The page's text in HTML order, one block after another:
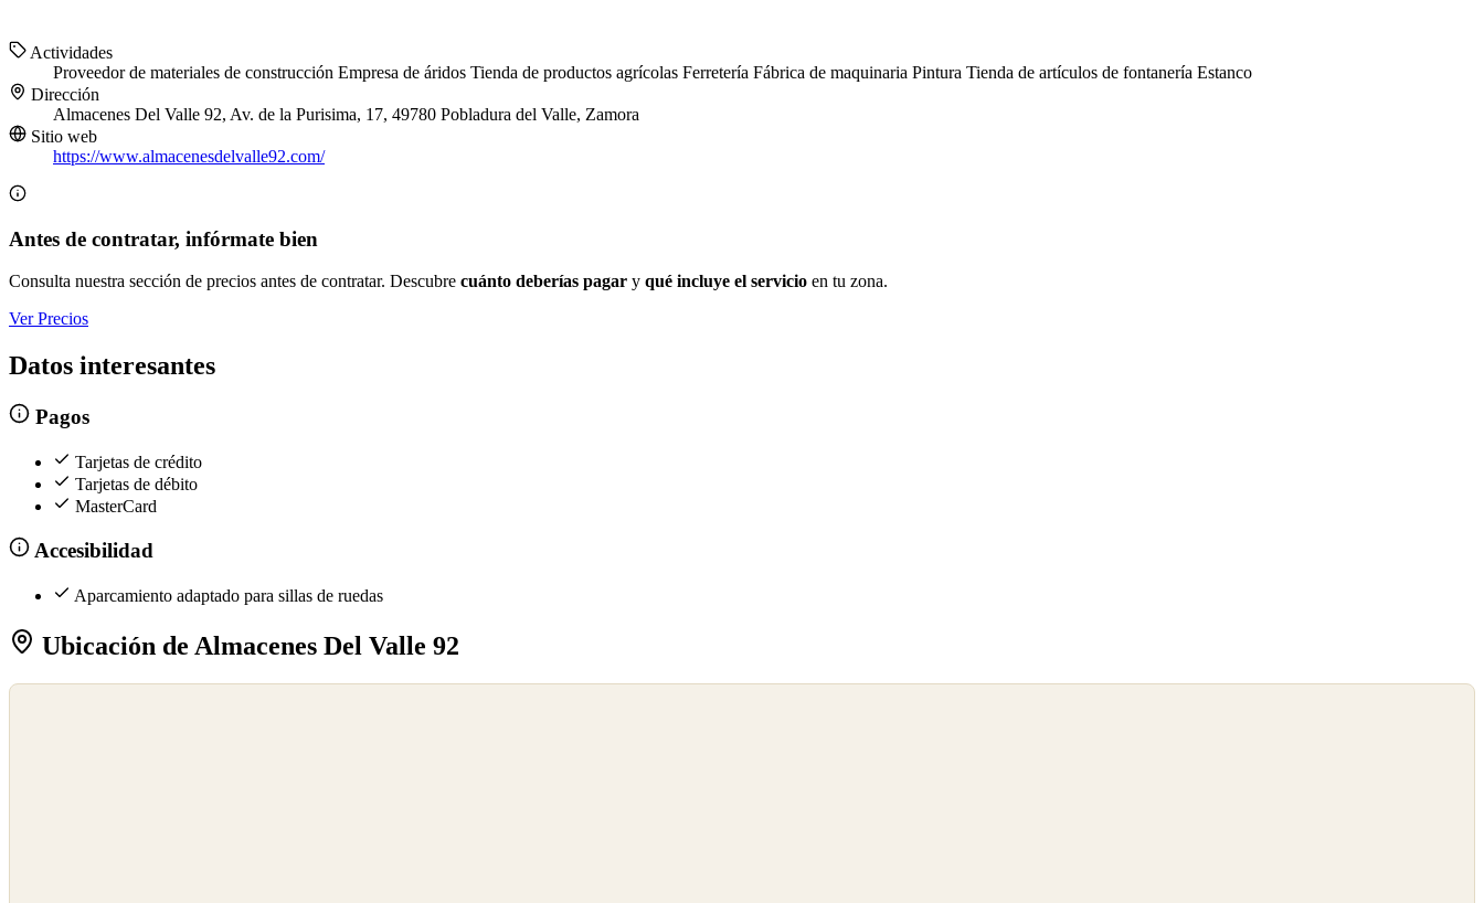
Actividades
Proveedor de materiales de construcción Empresa de áridos Tienda de productos agrícolas Ferretería Fábrica de maquinaria Pintura Tienda de artículos de fontanería Estanco
Dirección
Almacenes Del Valle 92, Av. de la Purisima, 17, 49780 Pobladura del Valle, Zamora
Sitio web
https://www.almacenesdelvalle92.com/
Antes de contratar, infórmate bien
Consulta nuestra sección de precios antes de contratar. Descubre cuánto deberías pagar y qué incluye el servicio en tu zona.
Ver Precios
Datos interesantes
Pagos
Tarjetas de crédito
Tarjetas de débito
MasterCard
Accesibilidad
Aparcamiento adaptado para sillas de ruedas
Ubicación de Almacenes Del Valle 92